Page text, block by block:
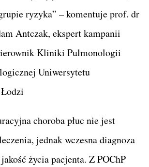
ryzyka” – komentuje prof. dr
Antczak, ekspert kampanii
Kliniki Pulmonologii
Uniwersytetu
choroba płuc nie jest
jednak wczesna diagnoza
życia pacjenta. Z POChP